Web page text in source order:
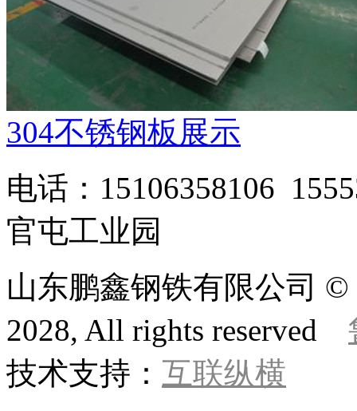
304不锈钢板展示
电话：15106358106
官屯工业园
山东鹏鑫钢铁有限公司
2028, All rights reserved
技术支持： 互联纵横